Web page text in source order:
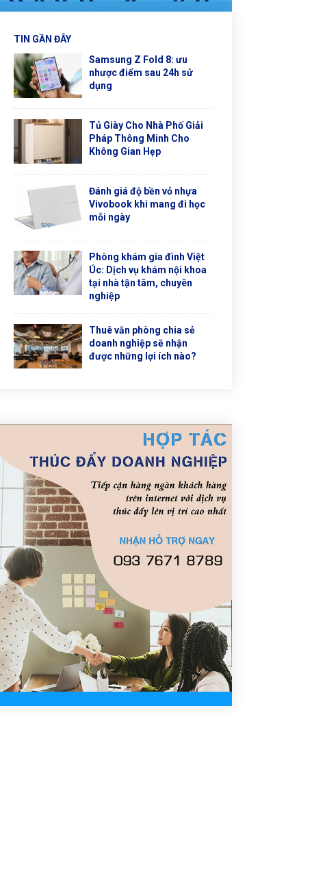
TIN GẦN ĐÂY
Samsung Z Fold 8: ưu
nhược điểm sau 24h sử
dụng
Tủ Giày Cho Nhà Phố Giải
Pháp Thông Minh Cho
Không Gian Hẹp
Đánh giá độ bền vỏ nhựa
Vivobook khi mang đi học
mỗi ngày
Phòng khám gia đình Việt
Úc: Dịch vụ khám nội khoa
tại nhà tận tâm, chuyên
nghiệp
Thuê văn phòng chia sẻ
doanh nghiệp sẽ nhận
được những lợi ích nào?